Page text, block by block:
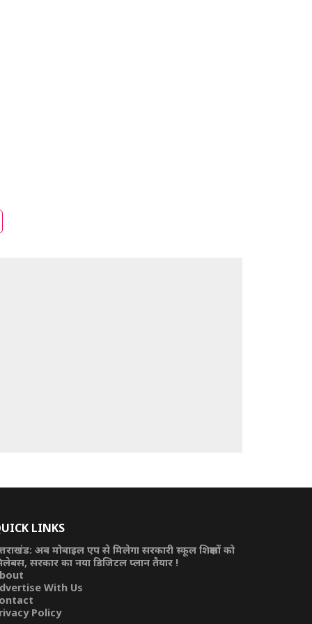
LINKS
अब मोबाइल एप से मिलेगा सरकारी स्कूल शिक्षकों को
सरकार का नया डिजिटल प्लान तैयार !
With Us
Policy